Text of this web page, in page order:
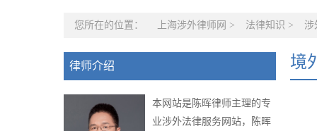
您所在的位置： 上海涉外律师网 > 法律知识 > 涉
律师介绍
本网站是陈晖律师主理的专
业涉外法律服务网站，陈晖
境